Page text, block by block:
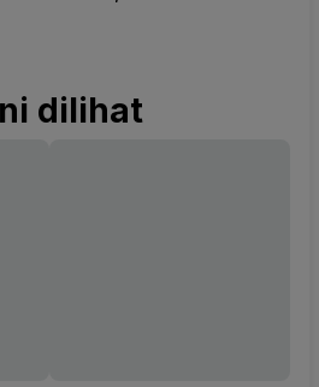
dilihat